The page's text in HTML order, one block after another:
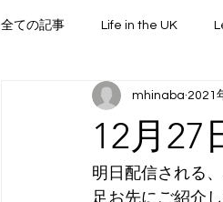
全ての記事 Life in the UK
12月27
mhinaba 2021
明日配信される
足お先にご紹介し